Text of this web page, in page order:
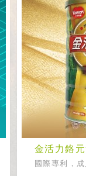
金活力鉻
國際專利，